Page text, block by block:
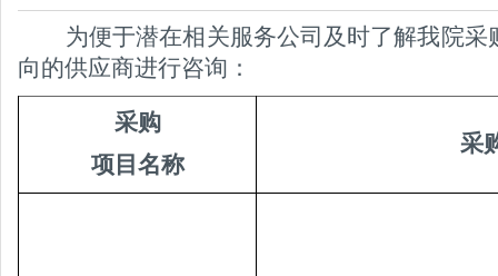
为便于潜在相关服务公司及时了解我院
向的供应商进行咨询：
采购
项目名称
采